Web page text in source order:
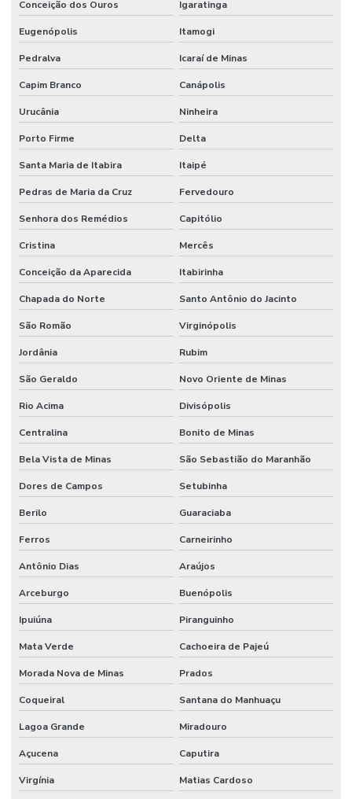
Conceição dos Ouros Igaratinga
Eugenópolis Itamogi
Pedralva Icaraí de Minas
Capim Branco Canápolis
Urucânia Ninheira
Porto Firme Delta
Santa Maria de Itabira Itaipé
Pedras de Maria da Cruz Fervedouro
Senhora dos Remédios Capitólio
Cristina Mercês
Conceição da Aparecida Itabirinha
Chapada do Norte Santo Antônio do Jacinto
São Romão Virginópolis
Jordânia Rubim
São Geraldo Novo Oriente de Minas
Rio Acima Divisópolis
Centralina Bonito de Minas
Bela Vista de Minas São Sebastião do Maranhão
Dores de Campos Setubinha
Berilo Guaraciaba
Ferros Carneirinho
Antônio Dias Araújos
Arceburgo Buenópolis
Ipuiúna Piranguinho
Mata Verde Cachoeira de Pajeú
Morada Nova de Minas Prados
Coqueiral Santana do Manhuaçu
Lagoa Grande Miradouro
Açucena Caputira
Virgínia Matias Cardoso